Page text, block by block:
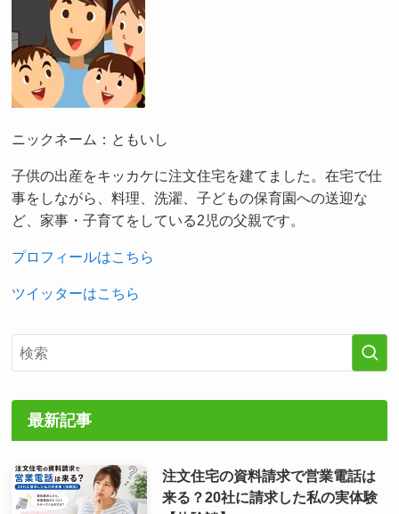
ニックネーム：ともいし
子供の出産をキッカケに注文住宅を建てました。在宅で仕
事をしながら、料理、洗濯、子どもの保育園への送迎な
ど、家事・子育てをしている2児の父親です。
プロフィールはこちら
ツイッターはこちら
最新記事
注文住宅の資料請求で営業電話は
来る？20社に請求した私の実体験